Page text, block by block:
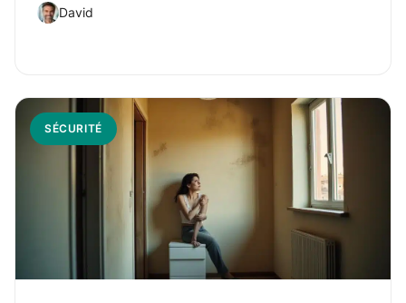
David
SÉCURITÉ